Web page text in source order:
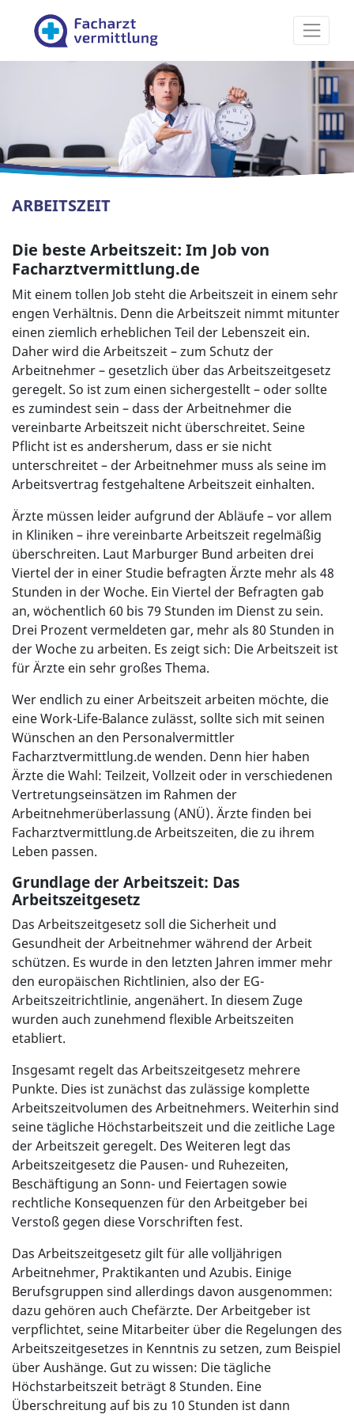
Facharztvermittlung
ARBEITSZEIT
Die beste Arbeitszeit: Im Job von
Facharztvermittlung.de
Mit einem tollen Job steht die Arbeitszeit in einem sehr
engen Verhältnis. Denn die Arbeitszeit nimmt mitunter
einen ziemlich erheblichen Teil der Lebenszeit ein.
Daher wird die Arbeitszeit – zum Schutz der
Arbeitnehmer – gesetzlich über das Arbeitszeitgesetz
geregelt. So ist zum einen sichergestellt – oder sollte
es zumindest sein – dass der Arbeitnehmer die
vereinbarte Arbeitszeit nicht überschreitet. Seine
Pflicht ist es andersherum, dass er sie nicht
unterschreitet – der Arbeitnehmer muss als seine im
Arbeitsvertrag festgehaltene Arbeitszeit einhalten.
Ärzte müssen leider aufgrund der Abläufe – vor allem
in Kliniken – ihre vereinbarte Arbeitszeit regelmäßig
überschreiten. Laut Marburger Bund arbeiten drei
Viertel der in einer Studie befragten Ärzte mehr als 48
Stunden in der Woche. Ein Viertel der Befragten gab
an, wöchentlich 60 bis 79 Stunden im Dienst zu sein.
Drei Prozent vermeldeten gar, mehr als 80 Stunden in
der Woche zu arbeiten. Es zeigt sich: Die Arbeitszeit ist
für Ärzte ein sehr großes Thema.
Wer endlich zu einer Arbeitszeit arbeiten möchte, die
eine Work-Life-Balance zulässt, sollte sich mit seinen
Wünschen an den Personalvermittler
Facharztvermittlung.de wenden. Denn hier haben
Ärzte die Wahl: Teilzeit, Vollzeit oder in verschiedenen
Vertretungseinsätzen im Rahmen der
Arbeitnehmerüberlassung (ANÜ). Ärzte finden bei
Facharztvermittlung.de Arbeitszeiten, die zu ihrem
Leben passen.
Grundlage der Arbeitszeit: Das
Arbeitszeitgesetz
Das Arbeitszeitgesetz soll die Sicherheit und
Gesundheit der Arbeitnehmer während der Arbeit
schützen. Es wurde in den letzten Jahren immer mehr
den europäischen Richtlinien, also der EG-
Arbeitszeitrichtlinie, angenähert. In diesem Zuge
wurden auch zunehmend flexible Arbeitszeiten
etabliert.
Insgesamt regelt das Arbeitszeitgesetz mehrere
Punkte. Dies ist zunächst das zulässige komplette
Arbeitszeitvolumen des Arbeitnehmers. Weiterhin sind
seine tägliche Höchstarbeitszeit und die zeitliche Lage
der Arbeitszeit geregelt. Des Weiteren legt das
Arbeitszeitgesetz die Pausen- und Ruhezeiten,
Beschäftigung an Sonn- und Feiertagen sowie
rechtliche Konsequenzen für den Arbeitgeber bei
Verstoß gegen diese Vorschriften fest.
Das Arbeitszeitgesetz gilt für alle volljährigen
Arbeitnehmer, Praktikanten und Azubis. Einige
Berufsgruppen sind allerdings davon ausgenommen:
dazu gehören auch Chefärzte. Der Arbeitgeber ist
verpflichtet, seine Mitarbeiter über die Regelungen des
Arbeitszeitgesetzes in Kenntnis zu setzen, zum Beispiel
über Aushänge. Gut zu wissen: Die tägliche
Höchstarbeitszeit beträgt 8 Stunden. Eine
Überschreitung auf bis zu 10 Stunden ist dann